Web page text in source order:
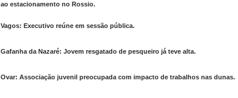
ao estacionamento no Rossio.
Vagos: Executivo reúne em sessão pública.
Gafanha da Nazaré: Jovem resgatado de pesqueiro já teve alta.
Ovar: Associação juvenil preocupada com impacto de trabalhos nas dunas.